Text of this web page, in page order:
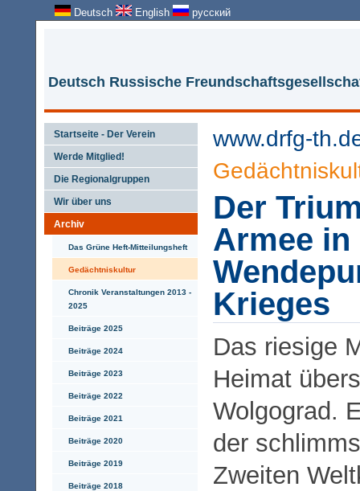
Deutsch English русский
Deutsch Russische
Startseite - Der Verein
Werde Mitglied!
Die Regionalgruppen
Wir über uns
Archiv
Das Grüne Heft-Mitteilungsheft
Gedächtniskultur
Chronik Veranstaltungen 2013 -
2025
Beiträge 2025
Beiträge 2024
Beiträge 2023
Beiträge 2022
Beiträge 2021
Beiträge 2020
Beiträge 2019
Beiträge 2018
www.drfg-
Der
Armee
Krieges
Das riesige
Heimat
Wolgograd.
der
Zweiten